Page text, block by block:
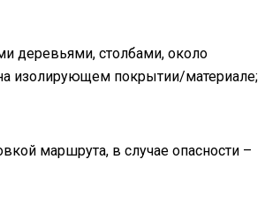
деревьями, столбами, около
изолирующем покрытии/материале;
маршрута, в случае опасности –